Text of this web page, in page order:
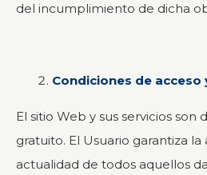
del incumplimiento de dicha
Condiciones de acceso
El sitio Web y sus servicios son
gratuito. El Usuario garantiza
actualidad de todos aquellos